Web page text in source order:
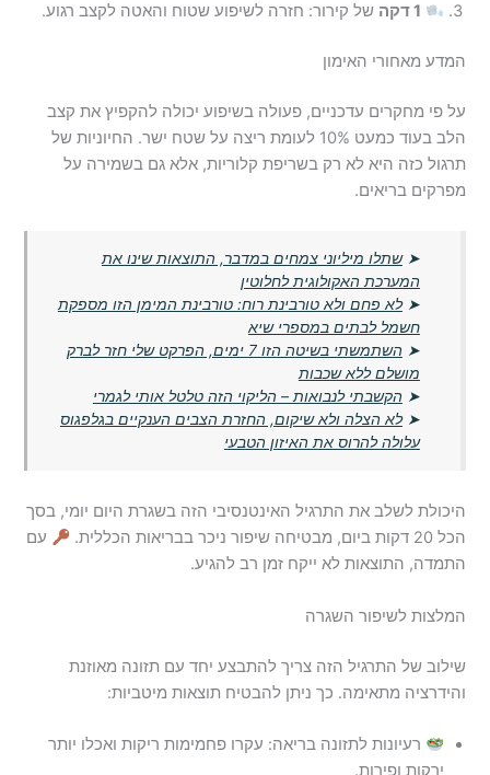
1 דקה
של קירור: חזרה לשיפוע שטוח והאטה לקצב רגוע.
המדע מאחורי האימון
על פי מחקרים עדכניים, פעולה בשיפוע יכולה להקפיץ את קצב
הלב בעוד כמעט 10% לעומת ריצה על שטח ישר. החיוניות של
תרגול כזה היא לא רק בשריפת קלוריות, אלא גם בשמירה על
מפרקים בריאים.
➤שתלו מיליוני צמחים במדבר, התוצאות שינו את
המערכת האקולוגית לחלוטין
➤לא פחם ולא טורבינת רוח: טורבינת המימן הזו מספקת
חשמל לבתים במספרי שיא
➤
השתמשתי בשיטה הזו 7 ימים, הפרקט שלי חזר לברק
מושלם ללא שכבות
➤ הקשבתי לנבואות – הליקוי הזה טלטל אותי לגמרי
➤לא הצלה ולא שיקום, החזרת הצבים הענקיים בגלפגוס
עלולה להרוס את האיזון הטבעי
היכולת לשלב את התרגיל האינטנסיבי הזה בשגרת היום יומי, בסך
הכל 20 דקות ביום, מבטיחה שיפור ניכר בבריאות הכללית.
עם
התמדה, התוצאות לא ייקח זמן רב להגיע.
המלצות לשיפור השגרה
שילוב של התרגיל הזה צריך להתבצע יחד עם תזונה מאוזנת
והידרציה מתאימה. כך ניתן להבטיח תוצאות מיטביות:
רעיונות לתזונה בריאה: עקרו פחמימות ריקות ואכלו יותר
ירקות ופירות.